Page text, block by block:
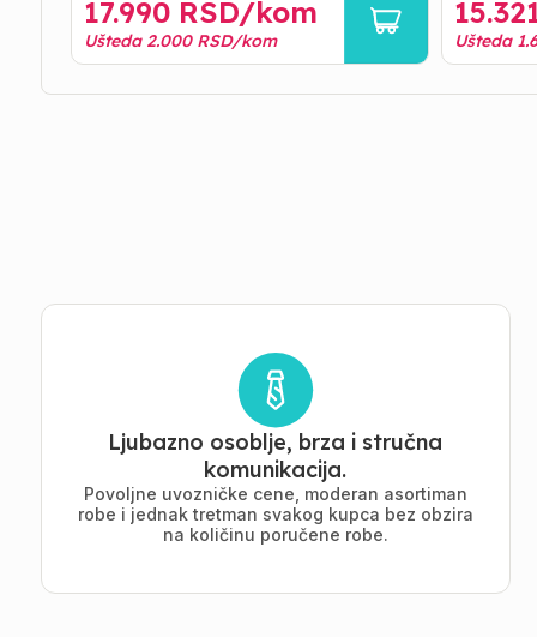
17.990RSD/kom
Ušteda 2.000RSD/kom Ušteda
Ljubazno osoblje, brza i stručna
komunikacija.
Povoljne uvozničke cene, moderan asortiman
robe i jednak tretman svakog kupca bez obzira
na količinu poručene robe.